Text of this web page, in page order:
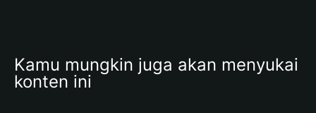
Kamu mungkin juga akan menyukai
konten ini